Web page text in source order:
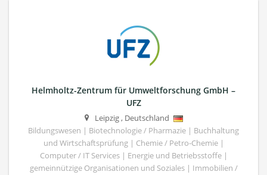
Helmholtz-Zentrum für Umweltforschung GmbH –
UFZ
Leipzig, Deutschland
Bildungswesen | Biotechnologie / Pharmazie | Buchhaltung
und Wirtschaftsprüfung | Chemie / Petro-Chemie |
Computer / IT Services | Energie und Betriebsstoffe |
gemeinnützige Organisationen und Soziales | Immobilien /